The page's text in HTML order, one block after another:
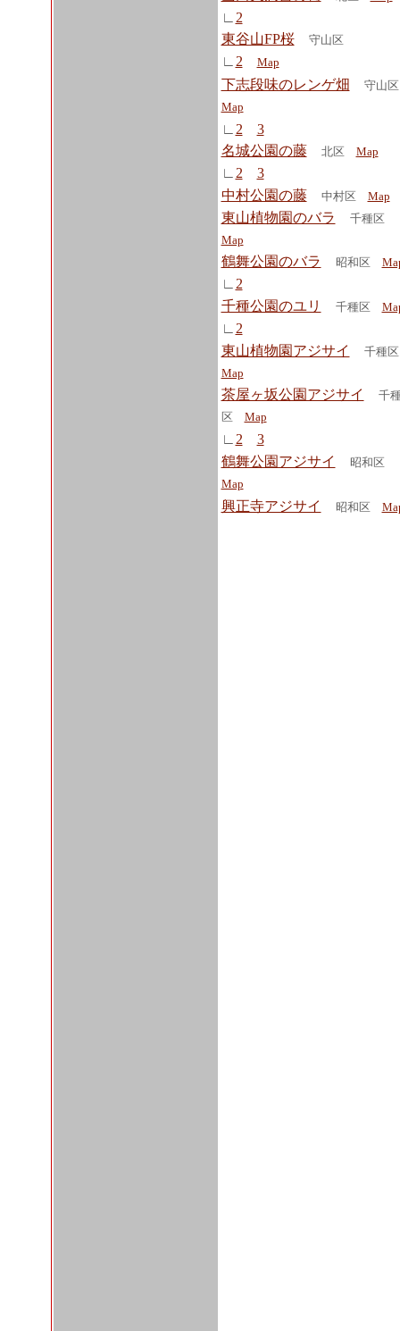
∟ 2
東谷山FP桜
守山区
∟ 2 Map
下志段味のレンゲ畑
守山
Map
∟ 2
3
名城公園の藤
北区 Map
∟ 2
3
中村公園の藤
中村区 Map
東山植物園のバラ
千種区
Map
鶴舞公園のバラ 昭和区
∟ 2
千種公園のユリ
千種区
∟ 2
東山植物園アジサイ
千種
Map
茶屋ヶ坂公園アジサイ
千
区 Map
∟ 2
3
鶴舞公園アジサイ
昭和区
Map
興正寺アジサイ 昭和区